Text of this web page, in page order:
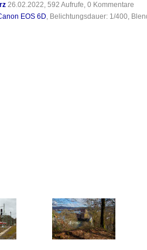
26.02.2022, 592 Aufrufe, 0 Kommentare
EOS 6D, Belichtungsdauer: 1/400,